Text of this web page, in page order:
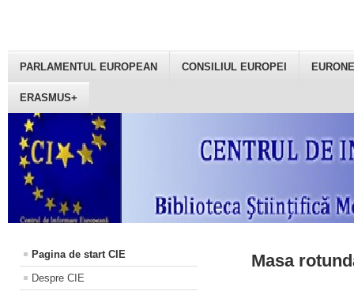
PARLAMENTUL EUROPEAN CONSILIUL EUROPEI
ERASMUS+
Pagina de start CIE
Despre CIE
Masa